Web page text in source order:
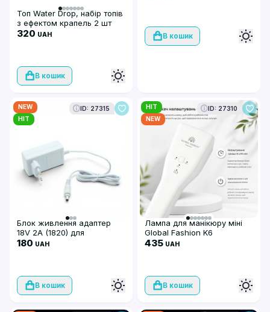
Топ Water Drop, набір топів
з ефектом крапель 2 шт
Global Fashion, по 12 мл
320 UAH
В кошик
В кошик
NEW
HIT
ID: 27315
Блок живлення адаптер
18V 2A (1820) для
безтіньової лампи Global
180 UAH
В кошик
HIT
NEW
ID: 27310
Лампа для манікюру міні
Global Fashion K6
акумуляторна біла
435 UAH
В кошик